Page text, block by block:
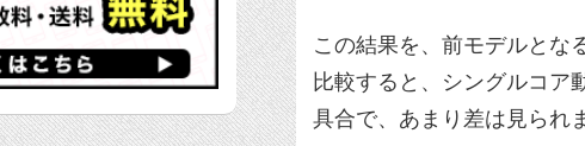
この結果を、前モデルとな
比較すると、シングルコア
具合で、あまり差は見られ